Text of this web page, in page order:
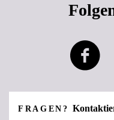
FRAGEN?